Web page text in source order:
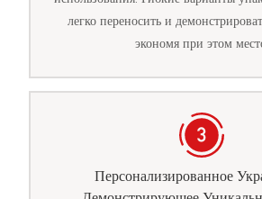
легко переносить и
экономя при этом
Персонализированное